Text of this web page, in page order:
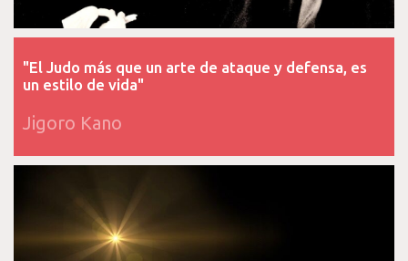
"El Judo más que un arte de ataque y defensa, es
un estilo de vida"
Jigoro Kano